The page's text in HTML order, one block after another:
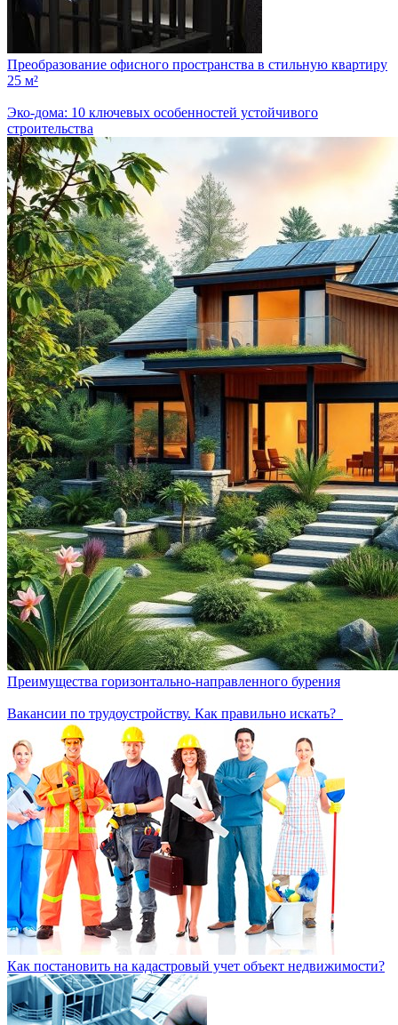
Преобразование офисного пространства в стильную квартиру
25 м²
Эко-дома: 10 ключевых особенностей устойчивого
строительства
Преимущества горизонтально-направленного бурения
Вакансии по трудоустройству. Как правильно искать?
Как постановить на кадастровый учет объект недвижимости?